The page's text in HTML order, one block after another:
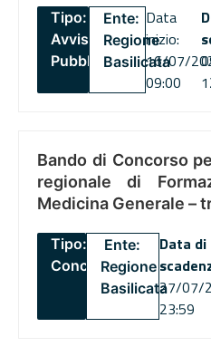
Tipo:
Avviso
Pubblico
Ente:
Regione
Basilicata
Data
inizio:
16/07/
09:00
Bando di Concorso
regionale di
Medicina Generale –
Tipo:
Concorsi
Ente:
Regione
Basilicata
Data di
27/07/
23:59